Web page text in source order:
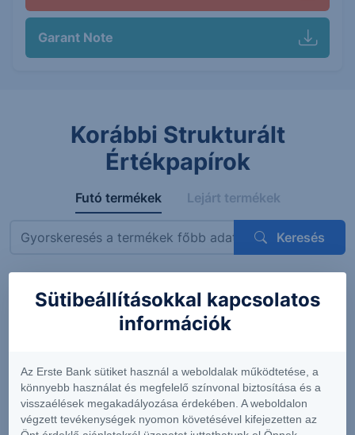
Garant Note
Korábbi Strukturált
Értékpapírok
Futó termékek Lejárt termékek
Keresés
Megnevezés ISIN Mögöttes termék Kupon
Express
OneStar
Smart
Infrastructure
EUR 26-29
AT0000A3VVT6
Siemens AG
Sütibeállításokkal kapcsolatos
információk
Az Erste Bank sütiket használ a weboldalak működtetése, a
könnyebb használat és megfelelő színvonal biztosítása és a
visszaélések megakadályozása érdekében. A weboldalon
végzett tevékenységek nyomon követésével kifejezetten az